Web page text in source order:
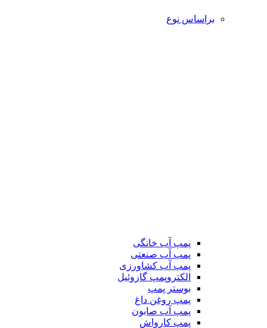
براساس نوع
پمپ آب خانگی
پمپ آب صنعتی
پمپ آب کشاورزی
الکتروپمپ گازوئیل
بوستر پمپ
پمپ روغن داغ
پمپ آب صابون
پمپ کارواش